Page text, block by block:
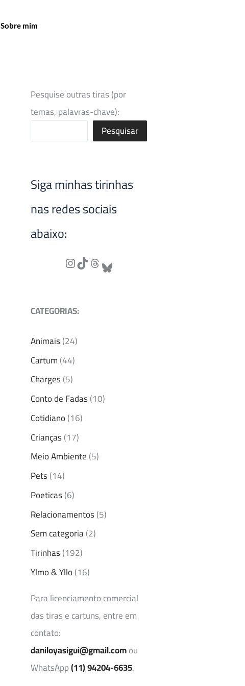
Sobre mim
Pesquise outras tiras (por
temas, palavras-chave):
Pesquisar
Siga minhas tirinhas
nas redes sociais
abaixo:
CATEGORIAS:
Animais(24)
Cartum(44)
Charges(5)
Conto de Fadas(10)
Cotidiano(16)
Crianças(17)
Meio Ambiente(5)
Pets(14)
Poeticas(6)
Relacionamentos(5)
Sem categoria(2)
Tirinhas(192)
Ylmo & Yllo(16)
Para licenciamento comercial
das tiras e cartuns, entre em
contato:
daniloyasigui@gmail.comou
WhatsApp(11) 94204-6635.